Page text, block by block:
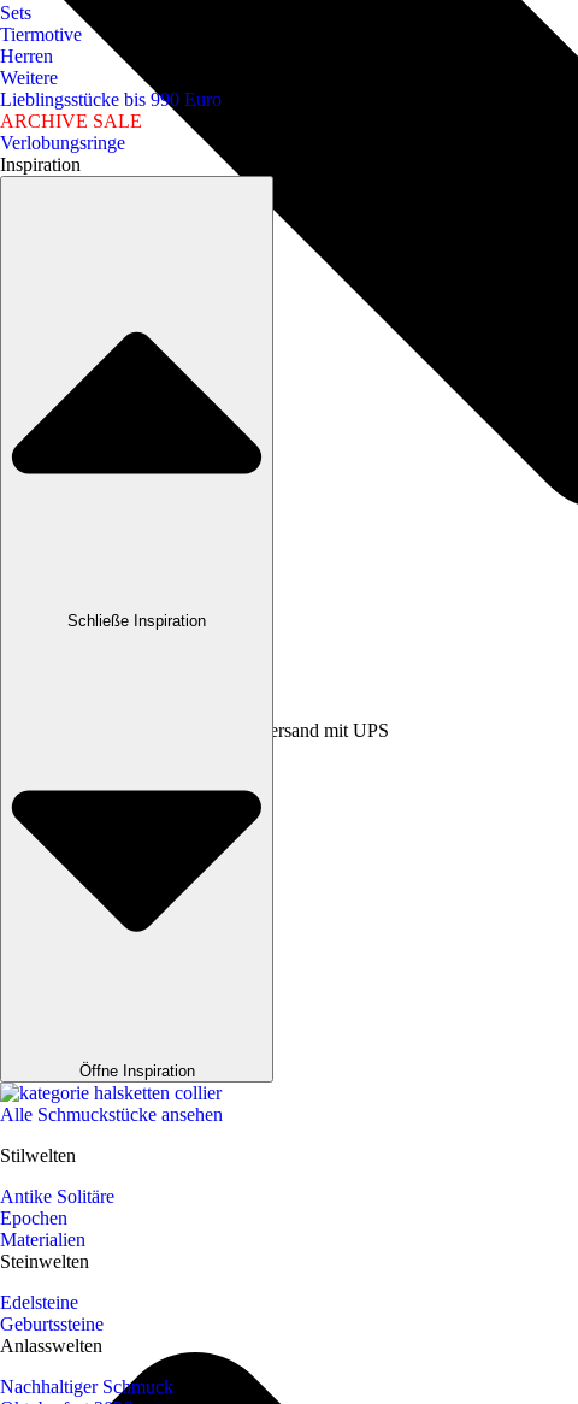
Sets
Tiermotive
Herren
Weitere
Lieblingsstücke bis 990 Euro
ARCHIVE SALE
Verlobungsringe
Inspiration
Schließe Inspiration
Öffne Inspiration
Alle Schmuckstücke ansehen
Stilwelten
Antike Solitäre
Epochen
Materialien
Steinwelten
Edelsteine
Geburtssteine
Anlasswelten
Nachhaltiger Schmuck
Kostenfreier versicherter Express-Versand mit UPS